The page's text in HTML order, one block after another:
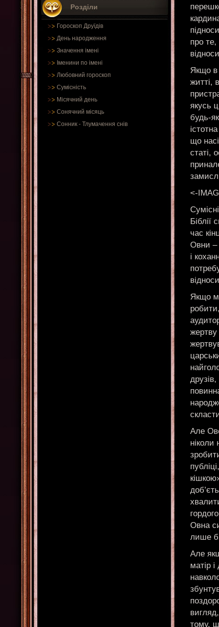
Розділи
Гороскоп Друїдів
День народження
Значення імені
Іменини по імені
Любовний гороскоп
Сумісність
Місячний день
Сонячний місяць
Сонник - Тлумачення снів
про
Якщо в
житті,
якусь
будь-
що
статі,
<-
Біблії
час
Овни –
і
Якщо
Але
Овна
лише б
Але
матір
тому,